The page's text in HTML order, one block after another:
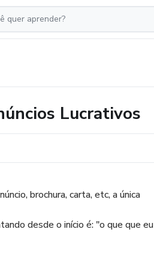
Lucrativos
brochura, carta, etc, a única
desde o início é: "o que que eu